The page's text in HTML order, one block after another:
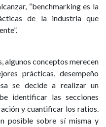
“benchmarking es la
de la industria que
algunos conceptos merecen
prácticas, desempeño
se decide a realizar un
identificar las secciones
y cuantificar los ratios.
posible sobre sí misma y